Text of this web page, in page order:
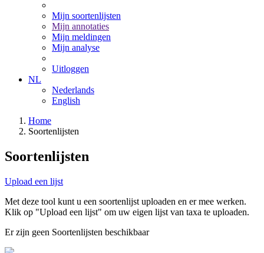
Mijn soortenlijsten
Mijn annotaties
Mijn meldingen
Mijn analyse
Uitloggen
NL
Nederlands
English
Home
Soortenlijsten
Soortenlijsten
Upload een lijst
Met deze tool kunt u een soortenlijst uploaden en er mee werken.
Klik op "Upload een lijst" om uw eigen lijst van taxa te uploaden.
Er zijn geen Soortenlijsten beschikbaar